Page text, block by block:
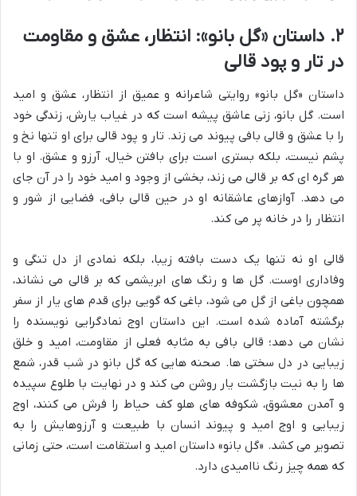
۲. داستان «گل بانو»: انتظار، عشق و مقاومت
در تار و پود قالی
داستان «گل بانو» روایتی شاعرانه و عمیق از انتظار، عشق و امید
است. گل بانو، زنی عاشق پیشه است که در غیاب یارش، زندگی خود
را با عشق و قالی بافی پیوند می زند. تار و پود قالی برای او تنها نخ و
پشم نیست، بلکه بستری است برای بافتن خیال، آرزو و عشق. او با
هر گره ای که بر قالی می زند، بخشی از وجود و امید خود را در آن جای
می دهد. آوازهای عاشقانه او در حین قالی بافی، فضایی از شور و
انتظار را در خانه پر می کند.
قالی او نه تنها یک دست بافته زیبا، بلکه نمادی از دل تنگی و
وفاداری اوست. گل ها و رنگ های ابریشمی که بر قالی می نشاند،
همچون باغی از گل می شود، باغی که گویی برای قدم های یار از سفر
برگشته آماده شده است. این داستان اوج نمادگرایی نویسنده را
نشان می دهد؛ قالی بافی به مثابه فعلی از مقاومت، امید و خلق
زیبایی در دل سختی ها. صحنه هایی که گل بانو در شب قدر، شمع
ها را به نیت بازگشت یار روشن می کند و در نهایت با طلوع سپیده
و آمدن معشوق، شکوفه های هلو کف حیاط را فرش می کنند، اوج
زیبایی و اوج امید و پیوند انسان با طبیعت و آرزوهایش را به
تصویر می کشد. «گل بانو» داستان امید و استقامت است، حتی زمانی
که همه چیز رنگ ناامیدی دارد.